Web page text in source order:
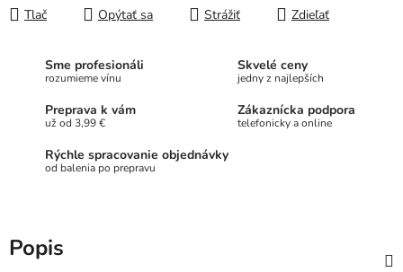
Tlač Opýtať sa Strážiť Zdieľať
Sme profesionáli
rozumieme vínu
Skvelé ceny
jedny z najlepších
Preprava k vám
už od 3,99 €
Zákaznícka podpora
telefonicky a online
Rýchle spracovanie objednávky
od balenia po prepravu
Popis